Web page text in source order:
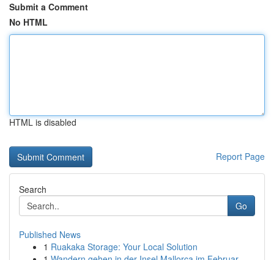
Submit a Comment
No HTML
HTML is disabled
Report Page
Search
Go
Published News
1 Ruakaka Storage: Your Local Solution